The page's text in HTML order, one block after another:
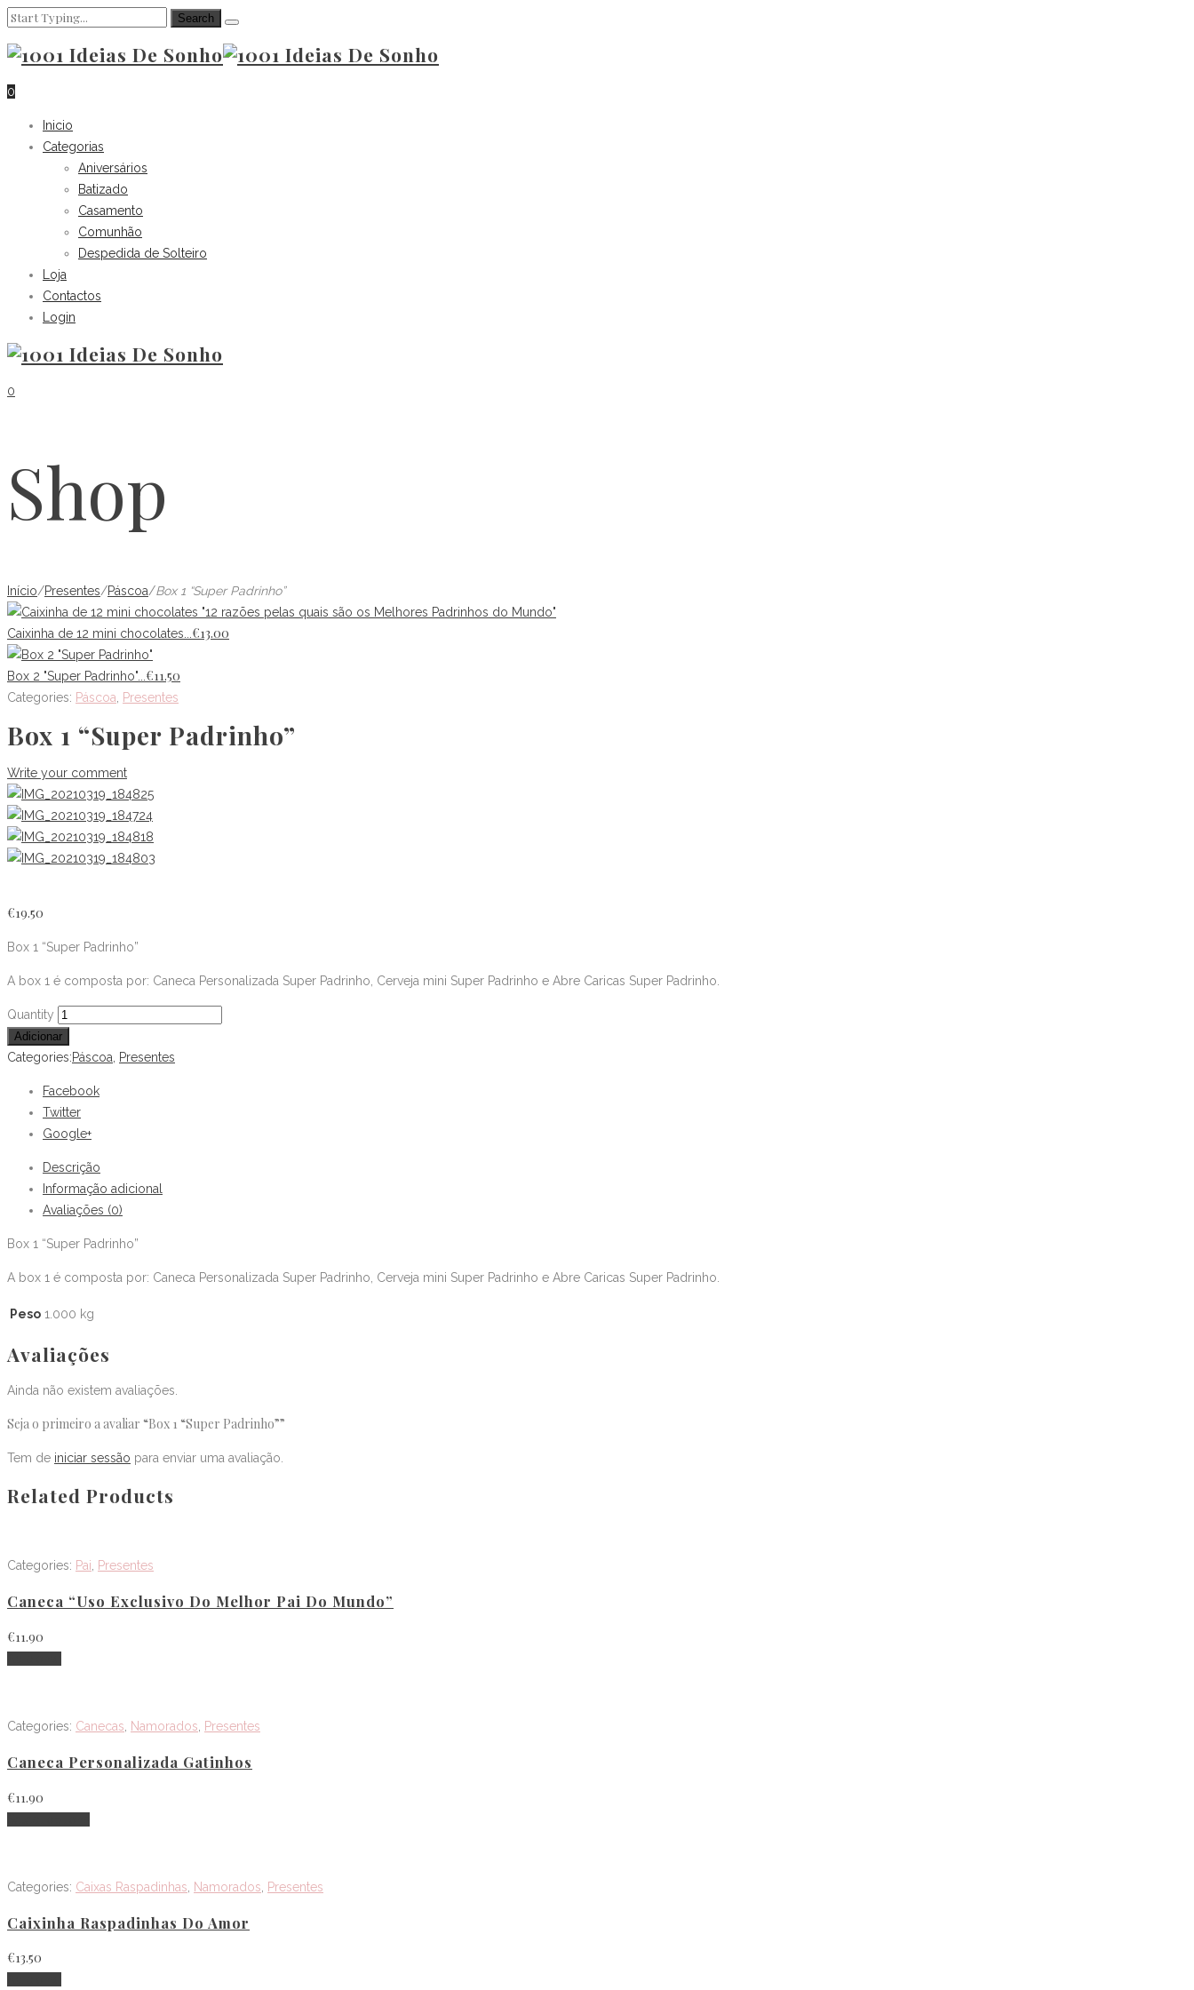
0
Inicio
Categorias
Aniversários
Batizado
Casamento
Comunhão
Despedida de Solteiro
Loja
Contactos
Login
0
Shop
Início/Presentes/Páscoa/Box 1 “Super Padrinho”
Caixinha de 12 mini chocolates... €13.00
Box 2 "Super Padrinho"... €11.50
Categories: Páscoa Presentes
Box 1 “Super Padrinho”
Write your comment
€19.50
Box 1 “Super Padrinho”
A box 1 é composta por: Caneca Personalizada Super Padrinho, Cerveja mini Super Padrinho e Abre Caricas Super Padrinho.
Box
"Super
quantity
Quantity
Adicionar
Categories:Páscoa, Presentes
Facebook
Twitter
Google+
Descrição
Informação adicional
Avaliações (0)
Box 1 “Super Padrinho”
A box 1 é composta por: Caneca Personalizada Super Padrinho, Cerveja mini Super Padrinho e Abre Caricas Super Padrinho.
Peso 1.000 kg
Avaliações
Ainda não existem avaliações.
Seja o primeiro a avaliar “Box 1 “Super Padrinho””
Tem de iniciar sessão para enviar uma avaliação.
Related Products
Categories: Pai Presentes
Caneca “Uso Exclusivo Do Melhor Pai Do Mundo”
€11.90
Categories: Canecas Namorados Presentes
Caneca Personalizada Gatinhos
€11.90
Categories: Caixas Raspadinhas Namorados Presentes
Caixinha Raspadinhas Do Amor
€13.50